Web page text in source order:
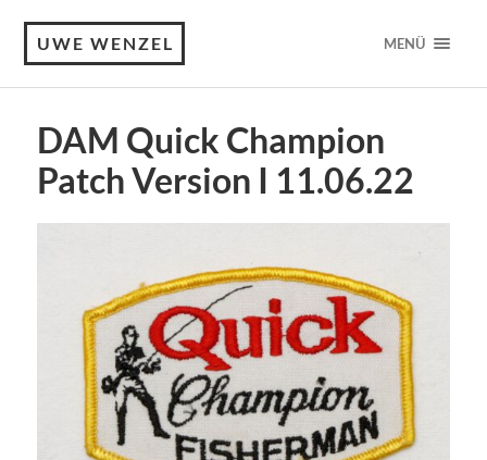
UWE WENZEL MENÜ
DAM Quick Champion
Patch Version I 11.06.22